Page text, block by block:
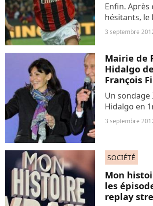
Enfin. Après
hésitants, le
hier sa
Ligue 1 et
deux buts.
d’ailleurs le
3 septembre
Mairie de
Hidalgo
François
Un sondage
Hidalgo en
devant
autres
Delanoë à la
capitale en
3 septembre
SOCIÉTÉ
Mon
les
replay